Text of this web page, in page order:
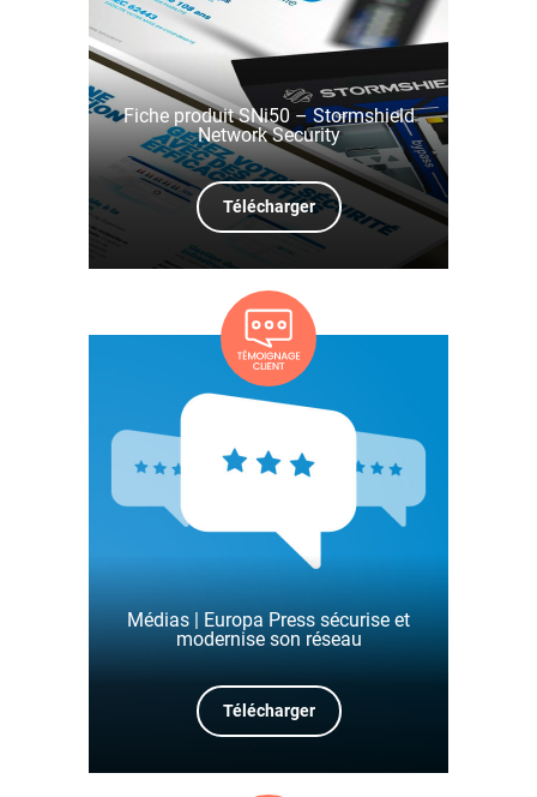
Fiche produit SNi50 – Stormshield
Network Security
Télécharger
Médias | Europa Press sécurise et
modernise son réseau
Télécharger